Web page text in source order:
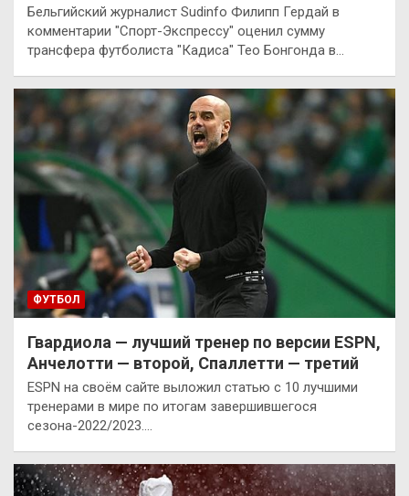
Бельгийский журналист Sudinfo Филипп Гердай в
комментарии "Спорт-Экспрессу" оценил сумму
трансфера футболиста "Кадиса" Тео Бонгонда в…
ФУТБОЛ
Гвардиола — лучший тренер по версии ESPN,
Анчелотти — второй, Спаллетти — третий
ESPN на своём сайте выложил статью с 10 лучшими
тренерами в мире по итогам завершившегося
сезона-2022/2023.…